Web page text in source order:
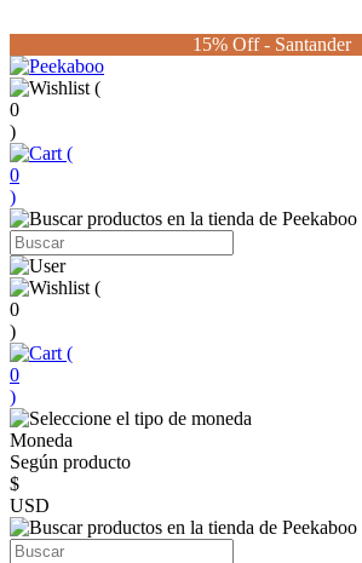
15% Off - Santander
(
0
)
(
0
)
(
0
)
(
0
)
Moneda
Según producto
$
USD